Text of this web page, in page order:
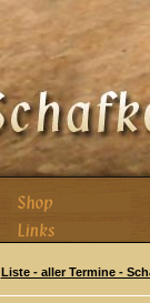
Liste - aller Termine -